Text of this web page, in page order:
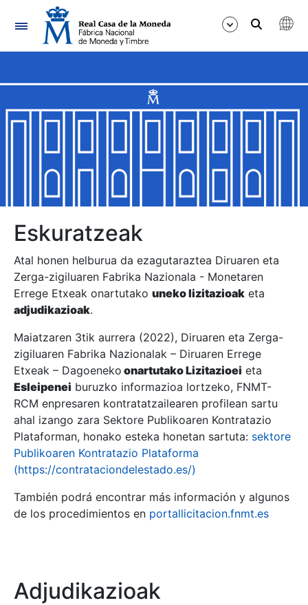
Nabigazioa
Erakutsi/Ezkutatu
Erakutsi/Ezkutatu
Erakutsi/Ezkutatu
Erakutsi/Ezkutatu
Erakutsi/Ezkutatu
Erakutsi/Ezkutatu
Erakutsi/Ezkutatu
Erakutsi/Ezkutatu
Eskuratzeak
Atal honen helburua da ezagutaraztea Diruaren eta
Zerga-zigiluaren Fabrika Nazionala - Monetaren
Errege Etxeak onartutako uneko lizitazioak eta
adjudikazioak.
Maiatzaren 3tik aurrera (2022), Diruaren eta Zerga-
zigiluaren Fabrika Nazionalak – Diruaren Errege
Etxeak – Dagoeneko onartutako Lizitazioei eta
Esleipenei buruzko informazioa lortzeko, FNMT-
RCM enpresaren kontratatzailearen profilean sartu
ahal izango zara Sektore Publikoaren Kontratazio
Plataforman, honako esteka honetan sartuta: sektore
Publikoaren Kontratazio Plataforma
(https://contrataciondelestado.es/)
También podrá encontrar más información y algunos
de los procedimientos en portallicitacion.fnmt.es
Adjudikazioak